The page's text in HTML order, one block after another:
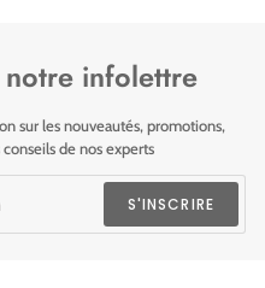
infolettre
sur les nouveautés, promotions,
de nos experts
S'INSCRIRE